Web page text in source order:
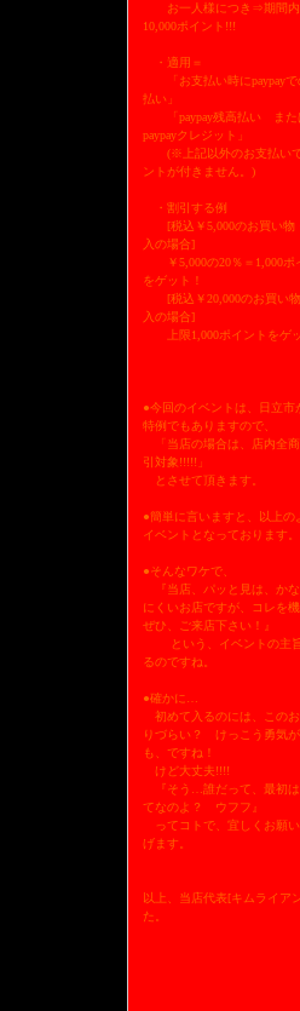
お一人様につき⇒期間内
10,000ポイント!!!
・適用＝
「お支払い時にpaypayで
払い」
「paypay残高払い ま
paypayクレジット」
(※上記以外のお支払いで
ントが付きません。)
・割引する例
[税込￥5,000のお買い物
入の場合]
￥5,000の20％＝1,000ポ
をゲット！
[税込￥20,000のお買い物
入の場合]
上限1,000ポイントをゲッ
●今回のイベントは、日立市
特例でもありますので、
「当店の場合は、店内全商
引対象!!!!!」
とさせて頂きます。
●簡単に言いますと、以上の
イベントとなっております。
●そんなワケで、
『当店、パッと見は、かな
にくいお店ですが、コレを機
ぜひ、ご来店下さい！』
という、イベントの主
るのですね。
●確かに…
初めて入るのには、このお
りづらい？ けっこう勇気
も、ですね！
けど大丈夫!!!!
『そう…誰だって、最初
てなのよ？ ウフフ』
ってコトで、宜しくお願
げます。
以上、当店代表[キムライア
た。